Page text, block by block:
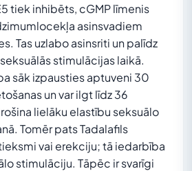
tiek inhibēts, cGMP līmenis
asinsvadiem
Tas uzlabo asinsriti un palīdz
stimulācijas laikā.
sāk izpausties aptuveni 30
un var ilgt līdz 36
lielāku elastību seksuālo
Tomēr pats Tadalafils
vai erekciju; tā iedarbība
stimulāciju. Tāpēc ir svarīgi